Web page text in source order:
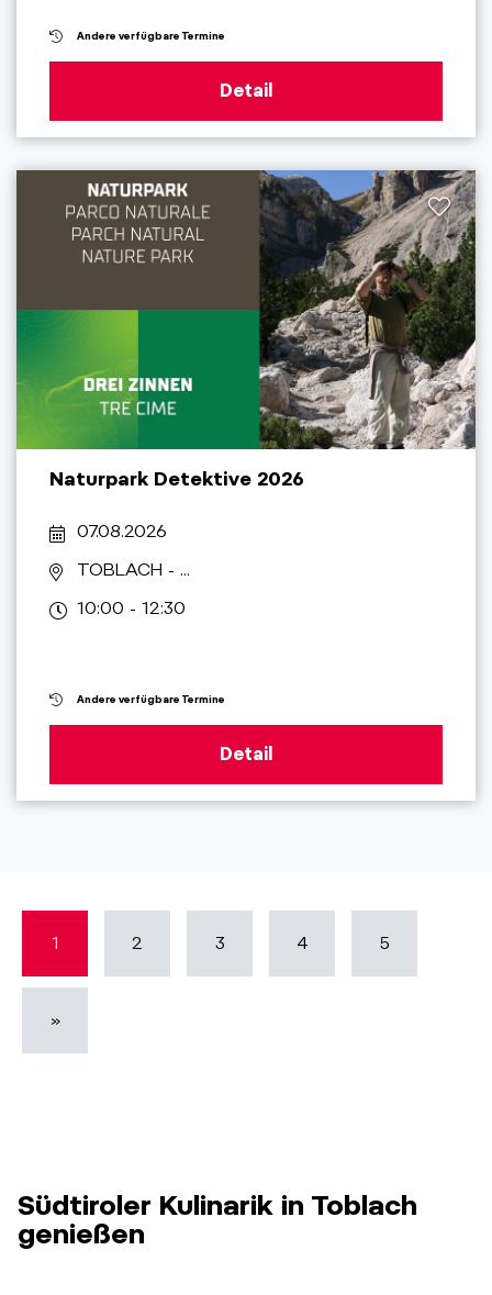
Andere verfügbare Termine
Detail
Naturpark Detektive 2026
07.08.2026
TOBLACH - ...
10:00 - 12:30
Andere verfügbare Termine
Detail
1 2 3 4 5
»
Südtiroler Kulinarik in Toblach
genießen